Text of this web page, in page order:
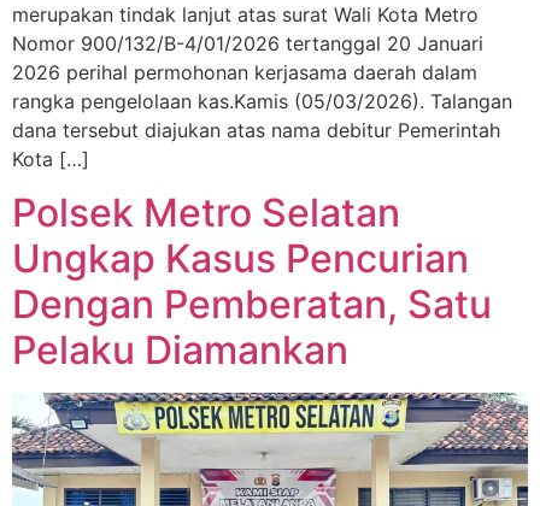
merupakan tindak lanjut atas surat Wali Kota Metro
Nomor 900/132/B-4/01/2026 tertanggal 20 Januari
2026 perihal permohonan kerjasama daerah dalam
rangka pengelolaan kas.Kamis (05/03/2026). Talangan
dana tersebut diajukan atas nama debitur Pemerintah
Kota […]
Polsek Metro Selatan
Ungkap Kasus Pencurian
Dengan Pemberatan, Satu
Pelaku Diamankan